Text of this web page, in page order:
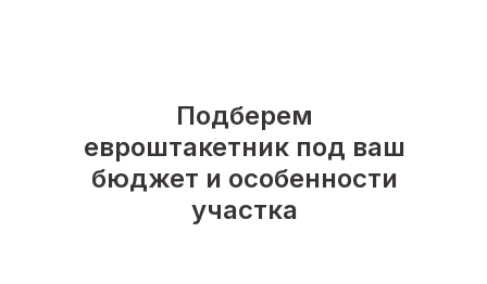
Подберем
евроштакетник под ваш
бюджет и особенности
участка